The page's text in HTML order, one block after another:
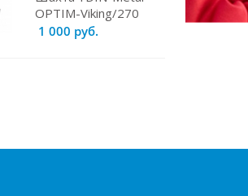
OPTIM-Viking/270
1 000 руб.